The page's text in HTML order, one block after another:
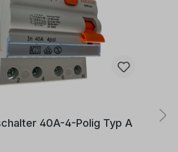
40A-4-Polig Typ A